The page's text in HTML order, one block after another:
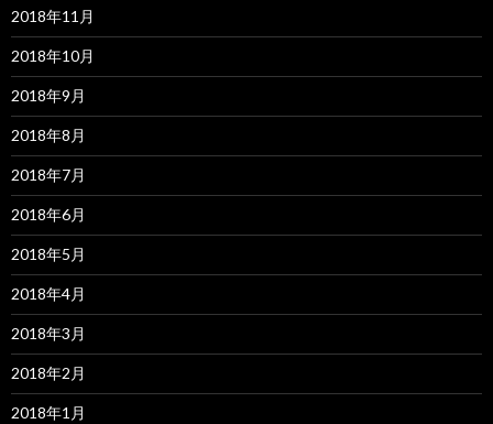
2018年11月
2018年10月
2018年9月
2018年8月
2018年7月
2018年6月
2018年5月
2018年4月
2018年3月
2018年2月
2018年1月